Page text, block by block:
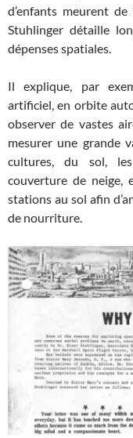
d’enfants meurent
Stuhlinger détaille
dépenses spatiales.
Il explique, par
artificiel, en orbite
observer de vastes
mesurer une grande
cultures, du sol,
couverture de neige,
stations au sol afin
de nourriture.